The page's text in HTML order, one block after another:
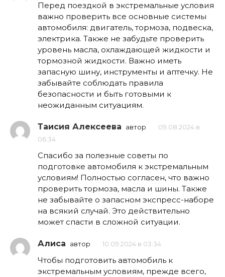
Перед поездкой в экстремальные условия
важно проверить все основные системы
автомобиля: двигатель, тормоза, подвеска,
электрика. Также не забудьте проверить
уровень масла, охлаждающей жидкости и
тормозной жидкости. Важно иметь
запасную шину, инструменты и аптечку. Не
забывайте соблюдать правила
безопасности и быть готовыми к
неожиданным ситуациям.
Таисия Алексеева автор
09.08.2024 в
06:34
Спасибо за полезные советы по
подготовке автомобиля к экстремальным
условиям! Полностью согласен, что важно
проверить тормоза, масла и шины. Также
не забывайте о запасном экспресс-наборе
на всякий случай. Это действительно
может спасти в сложной ситуации.
Алиса автор 10.09.2024 в 03:34
Чтобы подготовить автомобиль к
экстремальным условиям, прежде всего,